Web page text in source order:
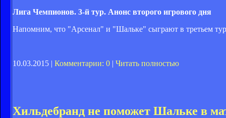
Лига Чемпионов. 3-й тур. Анонс второго игрового дня
Напомним, что "Арсенал" и "Шальке" сыграют в третьем
10.03.2015 | Комментарии: 0 | Читать полностью
Хильдебранд не поможет Шальке в